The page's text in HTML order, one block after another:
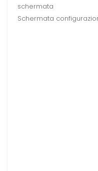
schermata
Schermata